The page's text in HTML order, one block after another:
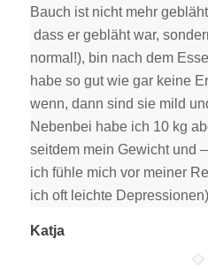
Bauch ist nicht mehr
dass er gebläht war,
normal!), bin nach dem
habe so gut wie gar keine
wenn, dann sind sie mild
Nebenbei habe ich 10 kg
seitdem mein Gewicht und
ich fühle mich vor meiner
ich oft leichte
Katja